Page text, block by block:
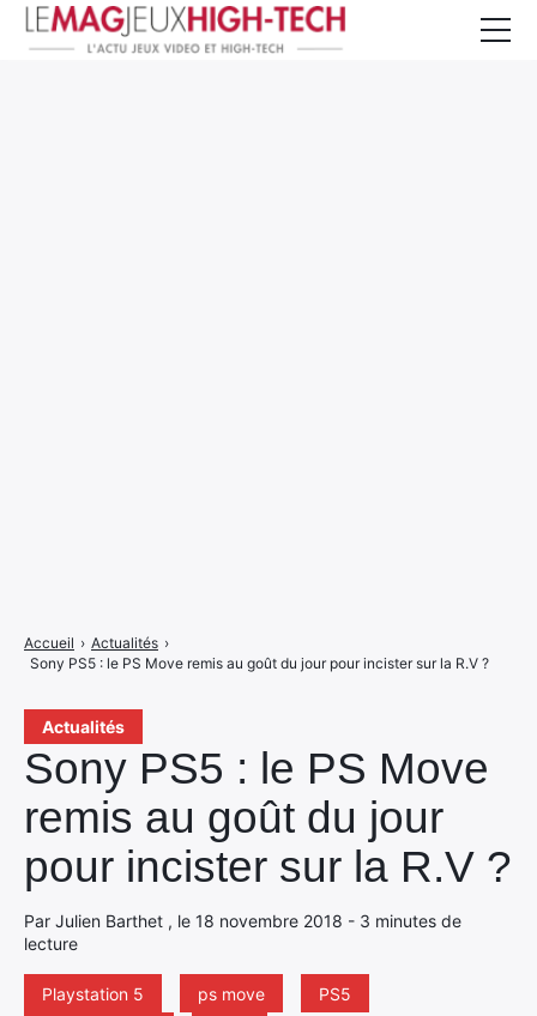
Actualités
Sony PS5 : le PS Move
remis au goût du jour
pour incister sur la R.V ?
Par Julien Barthet , le 18 novembre 2018 - 3 minutes de
lecture
Playstation 5 ps move
PS5
Accueil › Actualités ›
Sony PS5 : le PS Move remis au goût du jour pour incister sur la R.V ?